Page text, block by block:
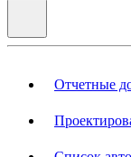
Отчетные